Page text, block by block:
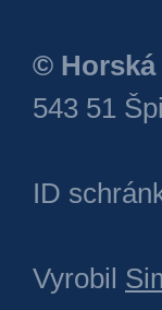
© Horská
543 51
ID
Vyrobil